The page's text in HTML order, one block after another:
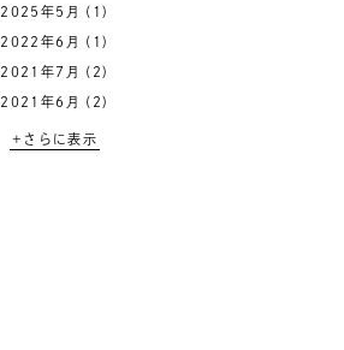
2025年5月 (1)
2022年6月 (1)
2021年7月 (2)
2021年6月 (2)
+さらに表示